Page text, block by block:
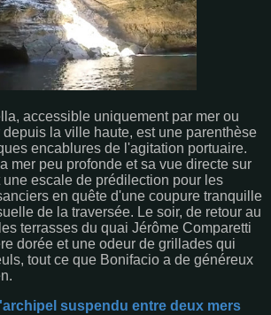
accessible uniquement par mer ou
la ville haute, est une parenthèse
encablures de l'agitation portuaire.
mer peu profonde et sa vue directe sur
une escale de prédilection pour les
en quête d'une coupure tranquille
de la traversée. Le soir, de retour au
terrasses du quai Jérôme Comparetti
dorée et une odeur de grillades qui
tout ce que Bonifacio a de généreux
suspendu entre deux mers